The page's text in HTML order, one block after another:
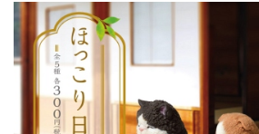
ログイン
入荷スケジュールをチェック
カプセルトイマシン本体